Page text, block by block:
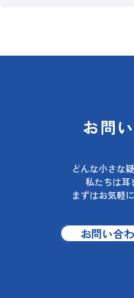
お問
どんな小さな
私たちは耳
まずはお気軽
お問い合